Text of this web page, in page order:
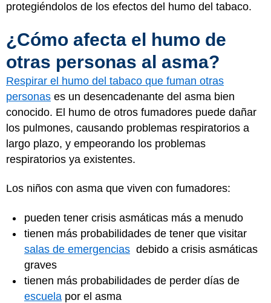
protegiéndolos de los efectos del humo del tabaco.
¿Cómo afecta el humo de
otras personas al asma?
Respirar el humo del tabaco que fuman otras
personas es un desencadenante del asma bien
conocido. El humo de otros fumadores puede dañar
los pulmones, causando problemas respiratorios a
largo plazo, y empeorando los problemas
respiratorios ya existentes.
Los niños con asma que viven con fumadores:
pueden tener crisis asmáticas más a menudo
tienen más probabilidades de tener que visitar
salas de emergencias debido a crisis asmáticas
graves
tienen más probabilidades de perder días de
escuela por el asma